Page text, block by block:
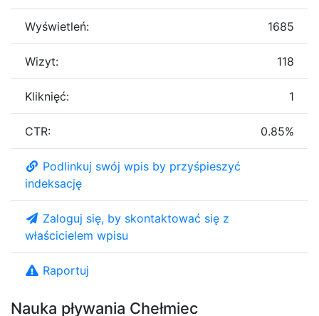
Nauka pływania Chełmiec
Wyświetleń: 1685
Wizyt: 118
Kliknięć: 1
CTR: 0.85%
Podlinkuj swój wpis by przyśpieszyć
indeksację
Zaloguj się, by skontaktować się z
właścicielem wpisu
Raportuj